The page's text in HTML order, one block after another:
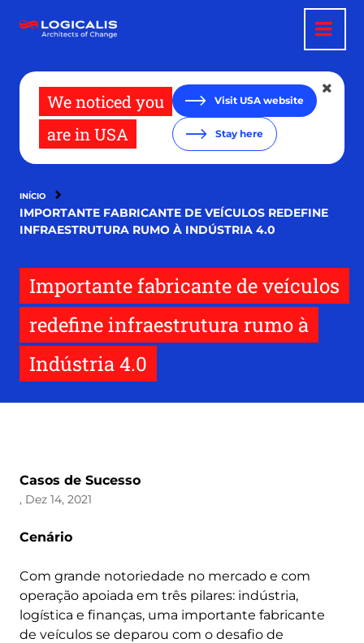
para
We noticed you
are in USA
Visit USA website
Stay here
INÍCIO
IMPORTANTE FABRICANTE DE VEÍCULOS REDEFINE
INFRAESTRUTURA RUMO À INDÚSTRIA 4.0
Importante fabricante de veículos
redefine infraestrutura rumo à
Indústria 4.0
Casos de Sucesso
, Dez 14, 2021
Cenário
Com grande notoriedade no mercado e com
operação apoiada em três pilares: indústria,
logística e finanças, uma importante fabricante
de veículos se deparou com o desafio de